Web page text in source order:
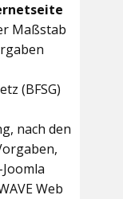
Maßstab
(BFSG)
nach den
Web